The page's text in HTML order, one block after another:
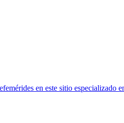
en este sitio especializado